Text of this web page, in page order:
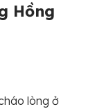
Hồng
lòng ở